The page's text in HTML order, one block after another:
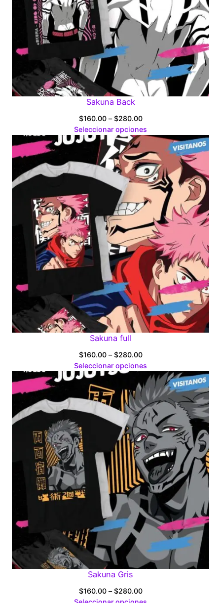
Sakuna Back
$160.00 – $280.00Price
range:
$160.00
through
$280.00
Seleccionar opciones
Sakuna full
$160.00 – $280.00Price
range:
$160.00
through
$280.00
Seleccionar opciones
Sakuna Gris
$160.00 – $280.00Price
range: